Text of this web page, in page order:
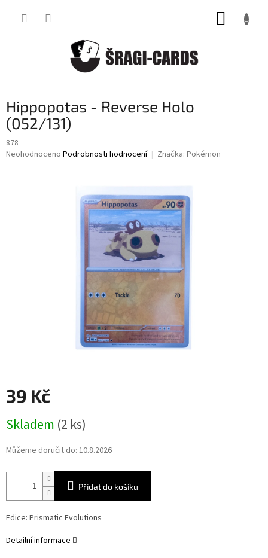
Hippopotas - Reverse Holo
(052/131)
878
Průměrné
Neohodnoceno Podrobnosti hodnocení Značka: Pokémon
39 Kč
cena:
Skladem (2 ks)
Můžeme doručit do: 10.8.2026
Přidat do košíku
Edice: Prismatic Evolutions
Detailní informace